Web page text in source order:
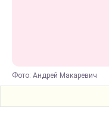
Фото: Андрей Макаревич